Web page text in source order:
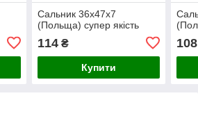
Сальник 36х47х7
(Польща) супер якість
114₴
Купити
108